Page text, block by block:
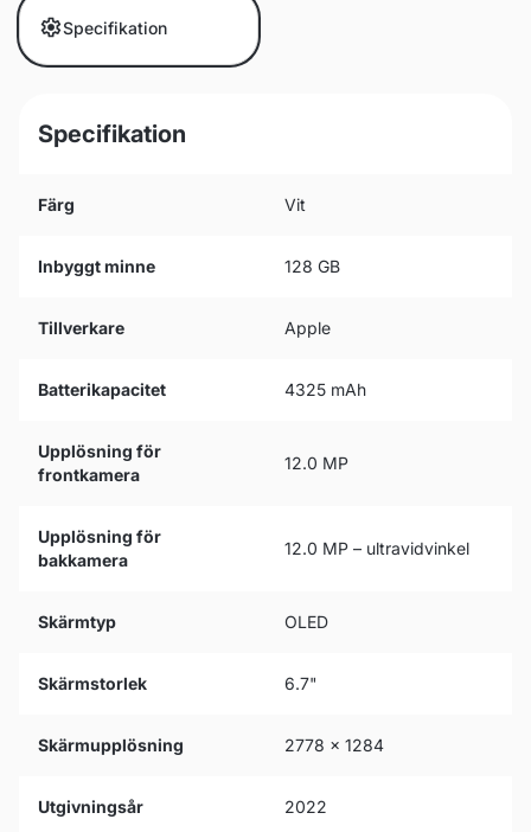
Specifikation
Specifikation
Färg Vit
Inbyggt minne 128 GB
Tillverkare Apple
Batterikapacitet 4325 mAh
Upplösning för
frontkamera
12.0 MP
Upplösning för
bakkamera
12.0 MP – ultravidvinkel
Skärmtyp OLED
Skärmstorlek 6.7"
Skärmupplösning 2778 x 1284
Utgivningsår 2022